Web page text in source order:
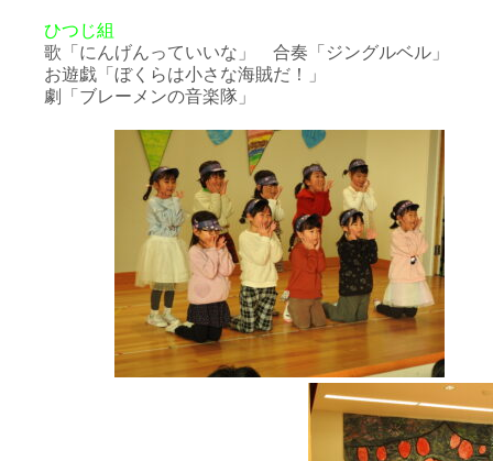
ひつじ組
歌「にんげんっていいな」 合奏「ジングルベル」
お遊戯「ぼくらは小さな海賊だ！」
劇「ブレーメンの音楽隊」